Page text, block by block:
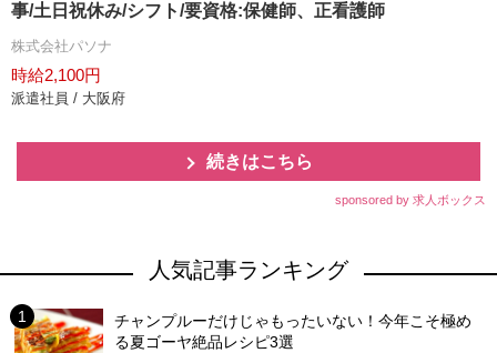
事/土日祝休み/シフト/要資格:保健師、正看護師
株式会社パソナ
時給2,100円
派遣社員 / 大阪府
続きはこちら
sponsored by 求人ボックス
人気記事ランキング
チャンプルーだけじゃもったいない！今年こそ極め
る夏ゴーヤ絶品レシピ3選